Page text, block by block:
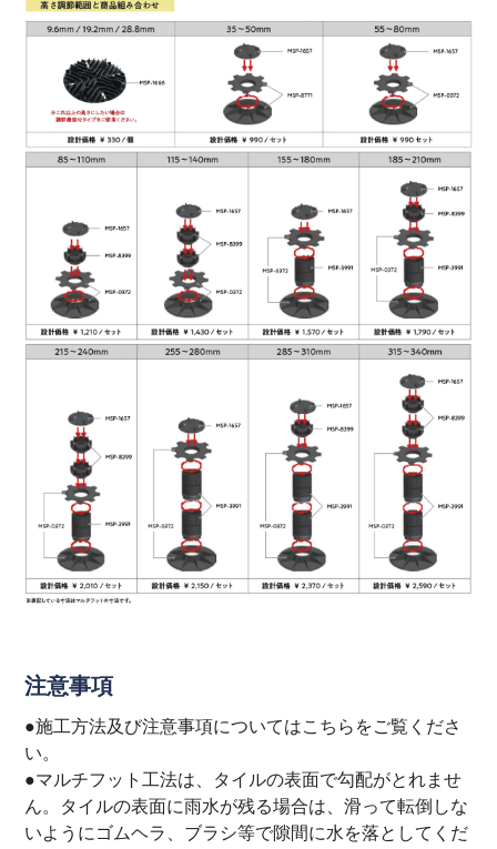
注意事項
●施工方法及び注意事項についてはこちら をご覧くださ
い。
●マルチフット工法は、タイルの表面で勾配がとれませ
ん。タイルの表面に雨水が残る場合は、滑って転倒しな
いようにゴムヘラ、ブラシ等で隙間に水を落としてくだ